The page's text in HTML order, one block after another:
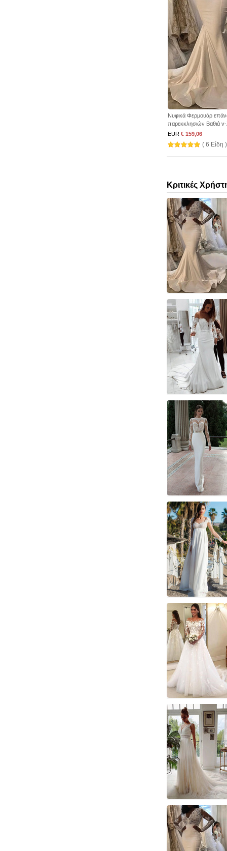
Νυφικά Φερμουάρ
παρεκκλησιών Βαθιά v-
EUR € 159,06
( 6 Είδη )
Κριτικές